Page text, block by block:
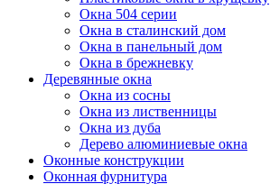
Окна 504 серии
Окна в сталинский дом
Окна в панельный дом
Окна в брежневку
Деревянные окна
Окна из сосны
Окна из лиственницы
Окна из дуба
Дерево алюминиевые окна
Оконные конструкции
Оконная фурнитура